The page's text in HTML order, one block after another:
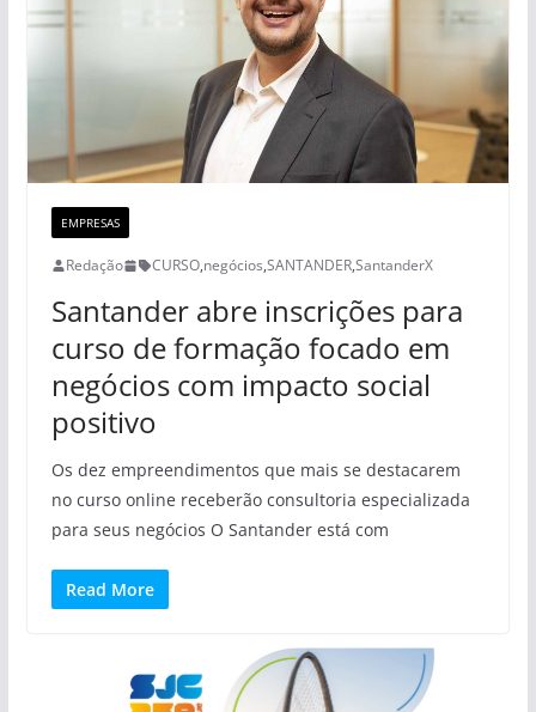
EMPRESAS
Redação CURSO,negócios,SANTANDER,SantanderX
Santander abre inscrições para
curso de formação focado em
negócios com impacto social
positivo
Os dez empreendimentos que mais se destacarem
no curso online receberão consultoria especializada
para seus negócios O Santander está com
Read More